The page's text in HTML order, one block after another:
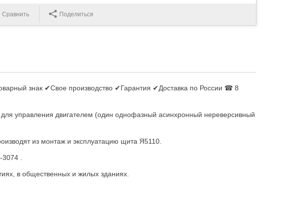
Сравнить Поделиться
знак ✔Свое производство ✔Гарантия ✔Доставка по России ☎ 8
управления двигателем (один однофазный асинхронный нереверсивный
из монтаж и эксплуатацию щита Я5110.
.
в общественных и жилых зданиях.